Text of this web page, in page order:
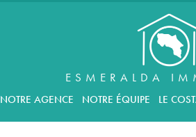
ESMERALDA
NOTRE AGENCE NOTRE ÉQUIPE LE